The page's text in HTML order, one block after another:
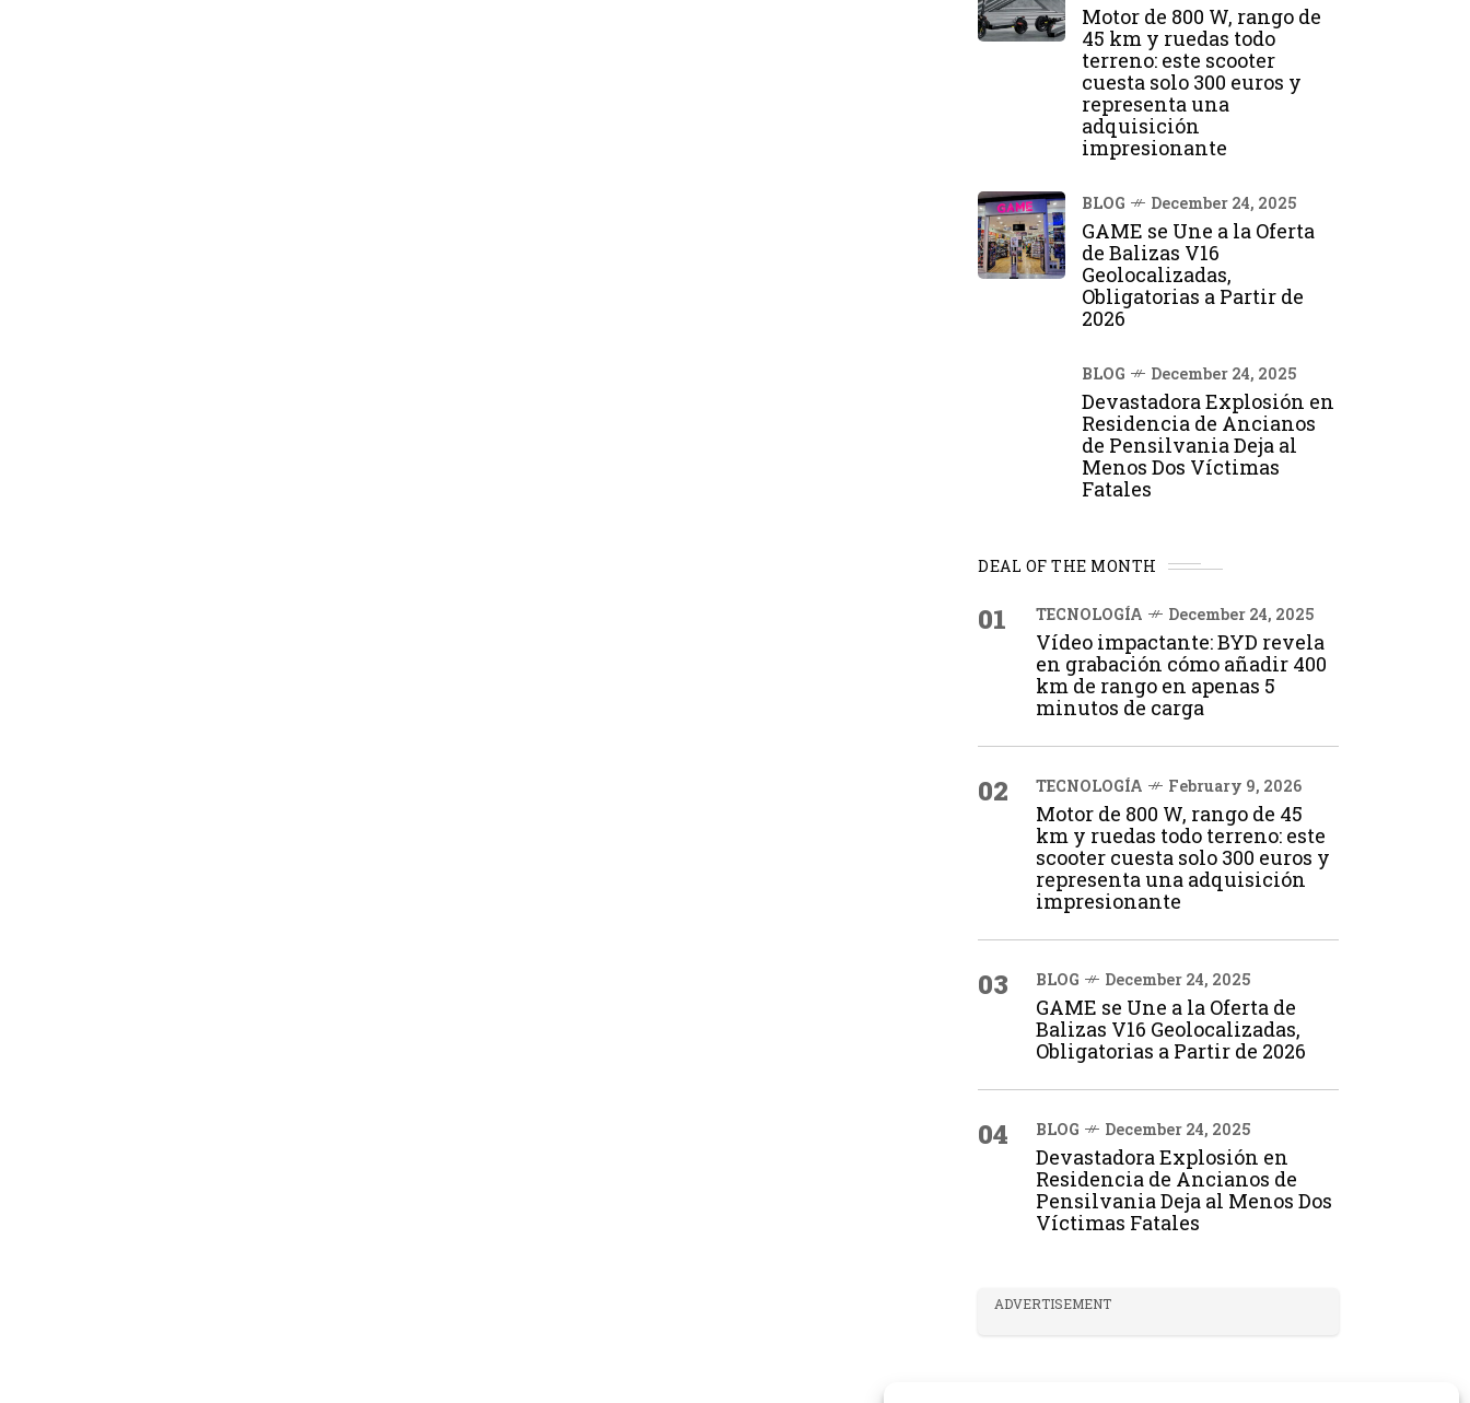
Motor de 800 W, rango de
45 km y ruedas todo
terreno: este scooter
cuesta solo 300 euros y
representa una
adquisición
impresionante
BLOG December 24, 2025
GAME se Une a la Oferta
de Balizas V16
Geolocalizadas,
Obligatorias a Partir de
2026
BLOG December 24, 2025
Devastadora Explosión en
Residencia de Ancianos
de Pensilvania Deja al
Menos Dos Víctimas
Fatales
DEAL OF THE MONTH
01 TECNOLOGÍA December 24, 2025
Vídeo impactante: BYD revela
en grabación cómo añadir 400
km de rango en apenas 5
minutos de carga
02 TECNOLOGÍA February 9, 2026
Motor de 800 W, rango de 45
km y ruedas todo terreno: este
scooter cuesta solo 300 euros y
representa una adquisición
impresionante
03 BLOG December 24, 2025
GAME se Une a la Oferta de
Balizas V16 Geolocalizadas,
Obligatorias a Partir de 2026
04 BLOG December 24, 2025
Devastadora Explosión en
Residencia de Ancianos de
Pensilvania Deja al Menos Dos
Víctimas Fatales
ADVERTISEMENT